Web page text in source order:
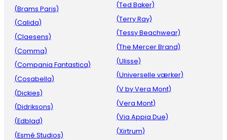
(Brams Paris)
(Calida)
(Claesens)
(Comma)
(Compania Fantastica)
(Cosabella)
(Dickies)
(Didriksons)
(Edblad)
(Esmé Studios)
(Ted Baker)
(Terry Ray)
(Tessy Beachwear)
(The Mercer Brand)
(Ulisse)
(Universelle værker)
(V by Vera Mont)
(Vera Mont)
(Via Appia Due)
(Xirtrum)